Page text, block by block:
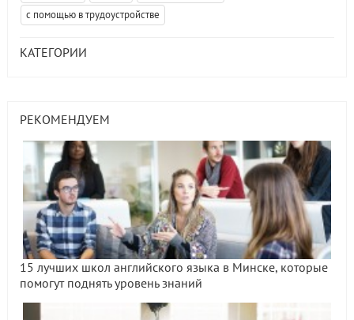
с помощью в трудоустройстве
КАТЕГОРИИ
РЕКОМЕНДУЕМ
15 лучших школ английского языка в Минске, которые
помогут поднять уровень знаний